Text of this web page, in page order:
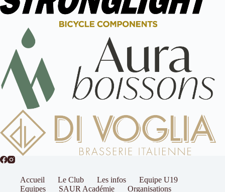
Accueil Le Club Les infos
Equipe U19
Equipes
SAUR Académie Organisations